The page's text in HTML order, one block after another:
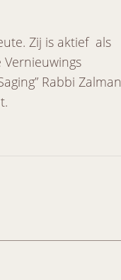
Zij is aktief als
Rabbi Zalman